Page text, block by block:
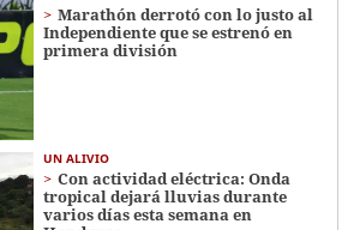
Marathón derrotó con lo justo al
Independiente que se estrenó en
primera división
UN ALIVIO
Con actividad eléctrica: Onda
tropical dejará lluvias durante
varios días esta semana en